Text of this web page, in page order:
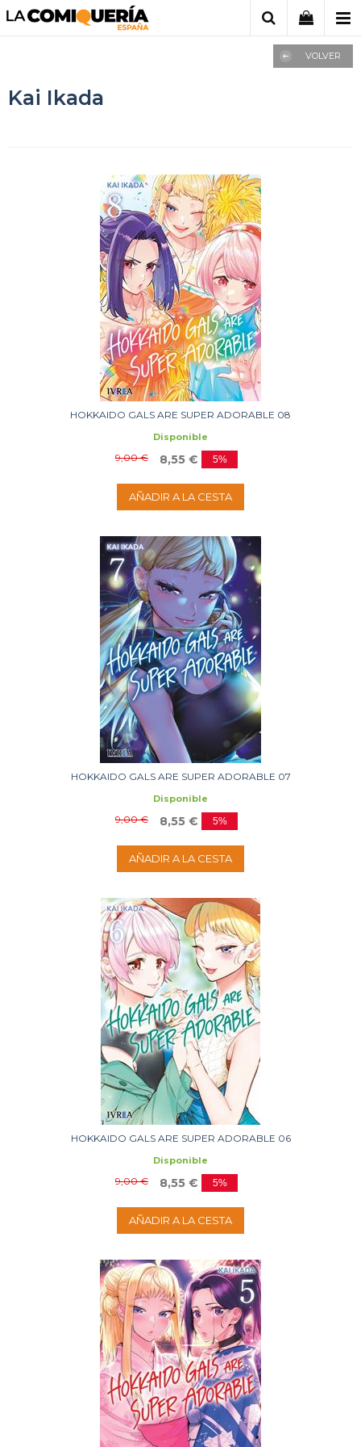
VOLVER
Kai Ikada
HOKKAIDO GALS ARE SUPER ADORABLE 08
Disponible
9,00 € 8,55 € 5%
AÑADIR A LA CESTA
HOKKAIDO GALS ARE SUPER ADORABLE 07
Disponible
9,00 € 8,55 € 5%
AÑADIR A LA CESTA
HOKKAIDO GALS ARE SUPER ADORABLE 06
Disponible
9,00 € 8,55 € 5%
AÑADIR A LA CESTA